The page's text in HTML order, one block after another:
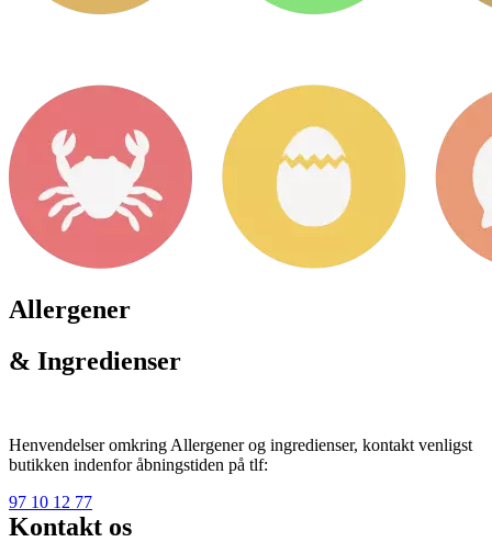
Allergener
& Ingredienser
Henvendelser omkring Allergener og ingredienser, kontakt venligst
butikken indenfor åbningstiden på tlf:
97 10 12 77
Kontakt os